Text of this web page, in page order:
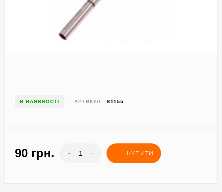
В НАЯВНОСТІ АРТИКУЛ: 61155
90 грн. - + КУПИТИ